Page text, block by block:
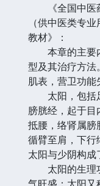
《全国中医
（供中医类专
教材》：
本章的主要
型及其治疗方
肌表，营卫功能
太阳，包括
膀胱经，起于
抵腰，络肾属膀
循臂至肩，下行
太阳与少阴构成
太阳的生理